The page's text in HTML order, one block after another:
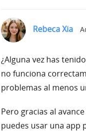
Rebeca Xia
¿Alguna vez has
no funciona
problemas al menos
Pero gracias al
puedes usar una app